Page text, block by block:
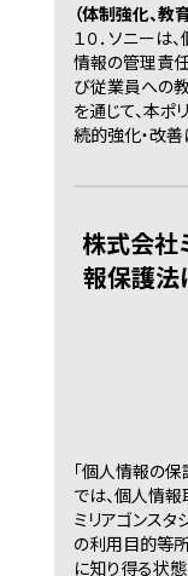
（体制強化、教
１０． ソニーは
情報の管理責
び従業員への
を通じて、本
続的強化・改善
株式会社
報保護法
「個人情報の保
では、個人情
ミリアゴンスタ
の利用目的等
に知り得る状